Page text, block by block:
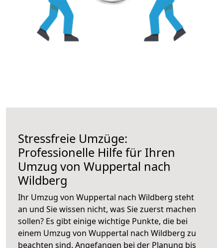
Stressfreie Umzüge:
Professionelle Hilfe für Ihren
Umzug von Wuppertal nach
Wildberg
Ihr Umzug von Wuppertal nach Wildberg steht
an und Sie wissen nicht, was Sie zuerst machen
sollen? Es gibt einige wichtige Punkte, die bei
einem Umzug von Wuppertal nach Wildberg zu
beachten sind. Angefangen bei der Planung bis